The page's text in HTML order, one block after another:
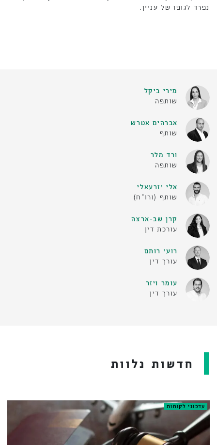
נפרד לגופו של עניין.
מירי ביקל
שותפה
אברהים אטרש
שותף
ורד מלר
שותפה
אלי יזרעאלי
שותף (ורו"ח)
קרן שב-ארצה
עורכת דין
רועי רותם
עורך דין
עומר ויזר
עורך דין
חדשות נלוות
עדכוני לקוחות